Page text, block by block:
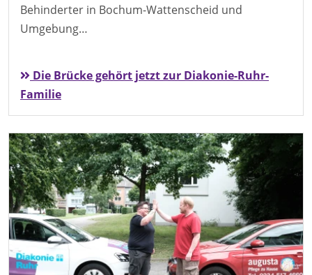
Behinderter in Bochum-Wattenscheid und
Umgebung…
Die Brücke gehört jetzt zur Diakonie-Ruhr-
Familie